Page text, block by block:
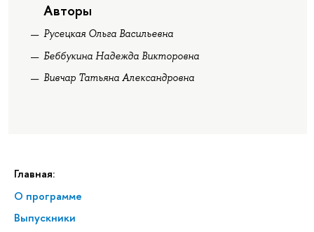
Главная:
О программе
Выпускники
Авторы
Русецкая Ольга Васильевна
Беббукина Надежда Викторовна
Вивчар Татьяна Александровна